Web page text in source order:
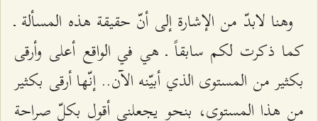
وهنا لابدّ من الإشارة إلى أنّ حقيقة هذه المسألة ـ
كما ذكرت لكم سابقاً ـ هي في الواقع أعلى وأرقى
بكثير من المستوى الذي أبيّنه الآن.. إنّها أرقى بكثير
من هذا المستوى، بنحوٍ يجعلني أقول بكلّ صراحة